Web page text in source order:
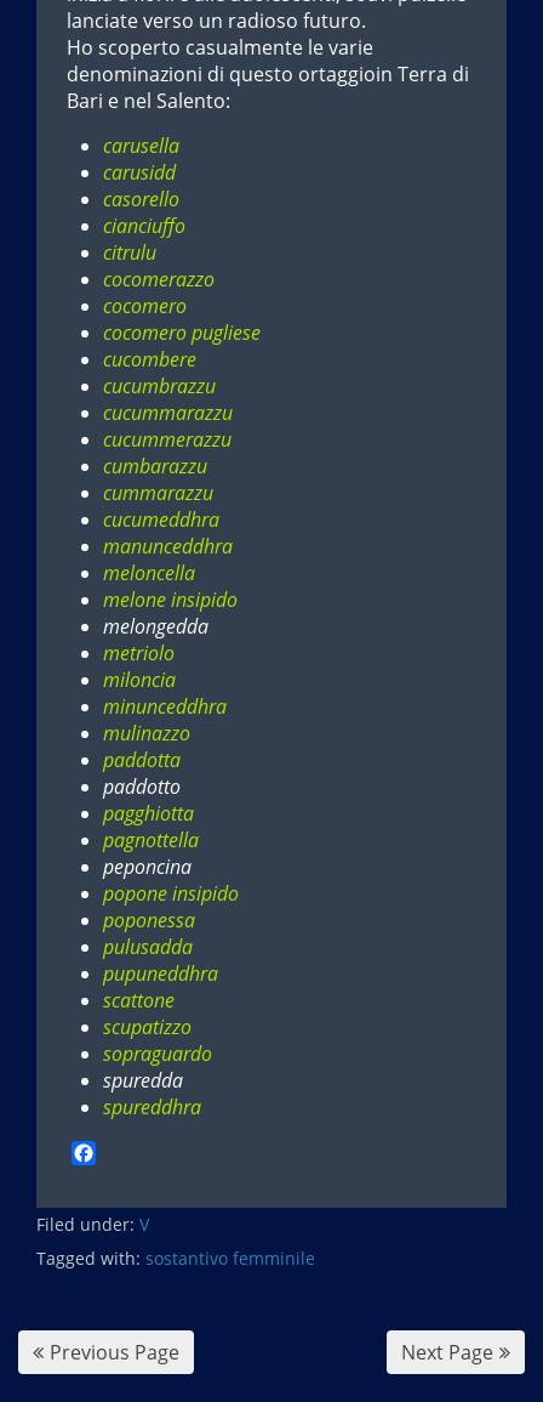
lanciate verso un radioso futuro.
Ho scoperto casualmente le varie
denominazioni di questo ortaggioin Terra di
Bari e nel Salento:
carusella
carusidd
casorello
cianciuffo
citrulu
cocomerazzo
cocomero
cocomero pugliese
cucombere
cucumbrazzu
cucummarazzu
cucummerazzu
cumbarazzu
cummarazzu
cucumeddhra
manunceddhra
meloncella
melone insipido
melongedda
metriolo
miloncia
minunceddhra
mulinazzo
paddotta
paddotto
pagghiotta
pagnottella
peponcina
popone insipido
poponessa
pulusadda
pupuneddhra
scattone
scupatizzo
sopraguardo
spuredda
spureddhra
c
e
b
Filed under: V
Tagged with: sostantivo femminile
Previous Page Next Page